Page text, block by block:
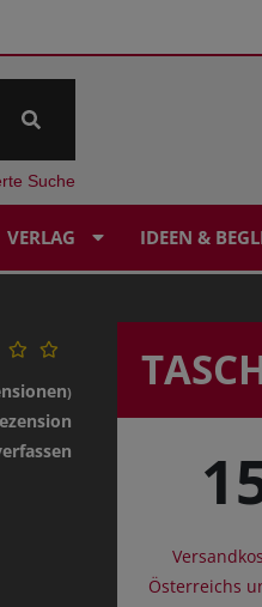
Suche
VERLAG IDEEN &
)
Österreichs